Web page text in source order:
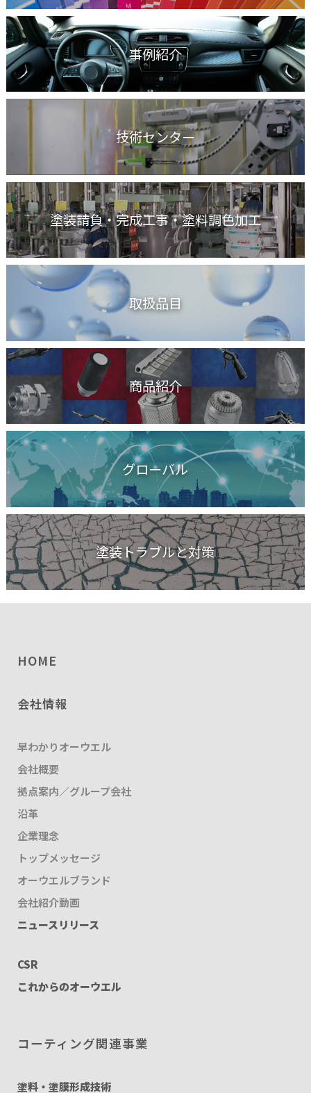
事例紹介
技術センター
塗装請負・完成工事・塗料調色加工
取扱品目
商品紹介
グローバル
塗装トラブルと対策
HOME
会社情報
早わかりオーウエル
会社概要
拠点案内／グループ会社
沿革
企業理念
トップメッセージ
オーウエルブランド
会社紹介動画
ニュースリリース
CSR
これからのオーウエル
コーティング関連事業
塗料・塗膜形成技術